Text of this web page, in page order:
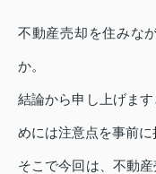
不動産売却を住みな
か。
結論から申し上げま
めには注意点を事前に
そこで今回は、不動